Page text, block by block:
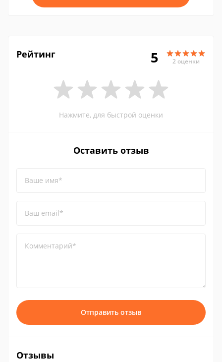
Рейтинг 5 2 оценки
Нажмите, для быстрой оценки
Оставить отзыв
Ваше имя*
Ваш email*
Комментарий*
Отправить отзыв
Отзывы